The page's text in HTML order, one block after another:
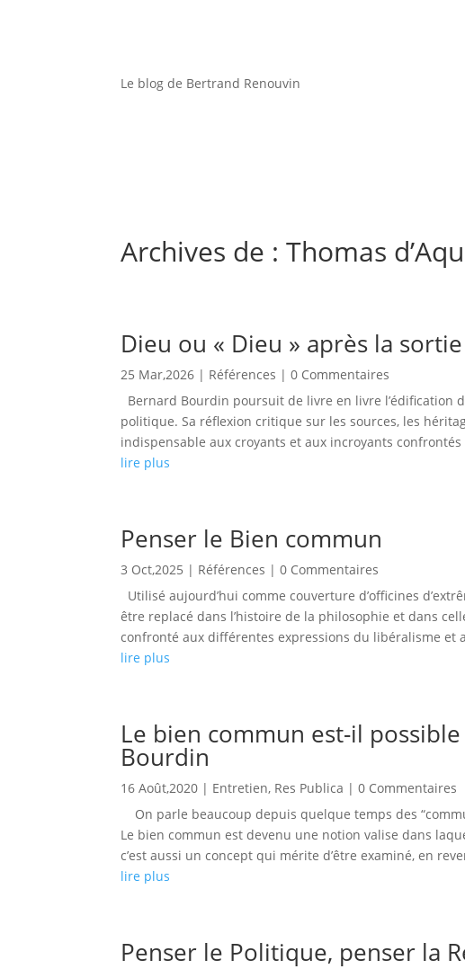
Le blog de Bertrand Renouvin
Archives de : Thomas
Dieu ou « Dieu » après la
25 Mar,2026 | Références | 0 Commentaires
Bernard Bourdin poursuit de livre en livre l’édification
politique. Sa réflexion critique sur les sources, les
indispensable aux croyants et aux incroyants confrontés
lire plus
Penser le Bien commun
3 Oct,2025 | Références | 0 Commentaires
Utilisé aujourd’hui comme couverture d’officines
être replacé dans l’histoire de la philosophie et dans
confronté aux différentes expressions du libéralisme et
lire plus
Le bien commun est-il
Bourdin
16 Août,2020 | Entretien, Res Publica | 0 Commentaires
On parle beaucoup depuis quelque temps des
Le bien commun est devenu une notion valise dans
c’est aussi un concept qui mérite d’être examiné, en
lire plus
Penser le Politique, penser la